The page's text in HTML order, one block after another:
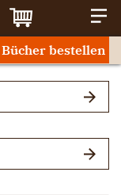
Bücher bestellen